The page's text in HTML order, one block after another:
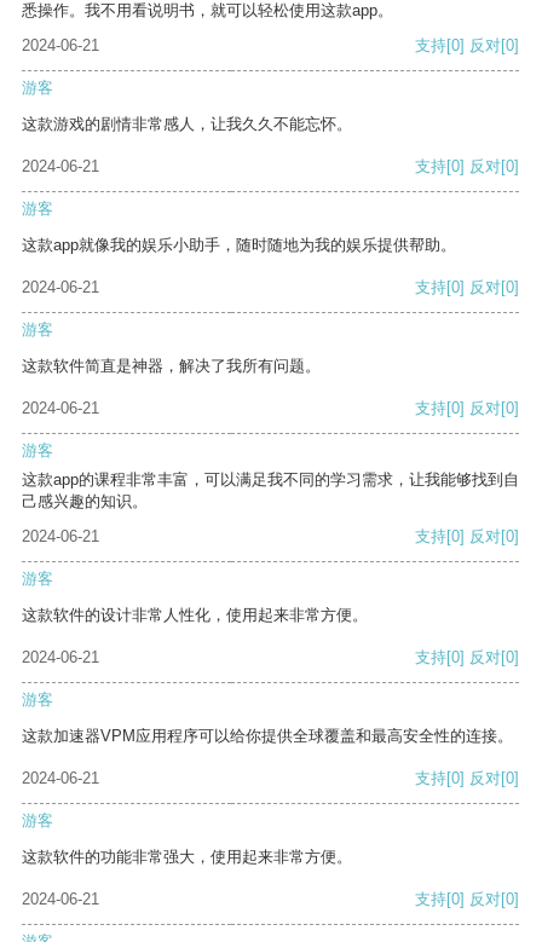
悉操作。我不用看说明书，就可以轻松使用这款app。
2024-06-21
支持[0] 反对[0]
游客
这款游戏的剧情非常感人，让我久久不能忘怀。
2024-06-21 支持[0] 反对[0]
游客
这款app就像我的娱乐小助手，随时随地为我的娱乐提供帮助。
2024-06-21 支持[0] 反对[0]
游客
这款软件简直是神器，解决了我所有问题。
2024-06-21 支持[0] 反对[0]
游客
这款app的课程非常丰富，可以满足我不同的学习需求，让我能够找到自
己感兴趣的知识。
2024-06-21
支持[0] 反对[0]
游客
这款软件的设计非常人性化，使用起来非常方便。
2024-06-21 支持[0] 反对[0]
游客
这款加速器VPM应用程序可以给你提供全球覆盖和最高安全性的连接。
2024-06-21 支持[0] 反对[0]
游客
这款软件的功能非常强大，使用起来非常方便。
2024-06-21 支持[0] 反对[0]